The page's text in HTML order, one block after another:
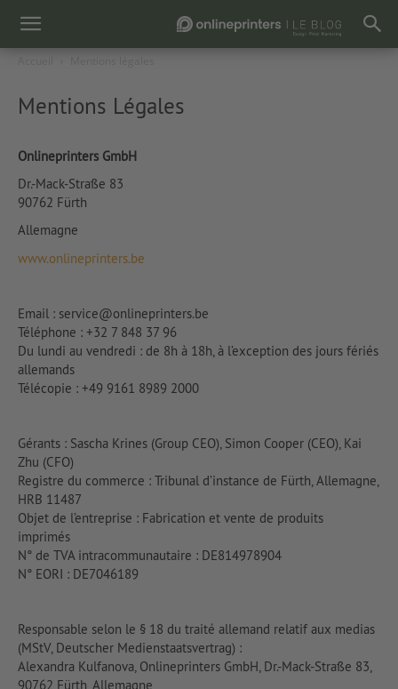
Mentions Légales
Onlineprinters GmbH
Dr.-Mack-Straße 83
90762 Fürth
Allemagne
www.onlineprinters.be
Email : service@onlineprinters.be
Téléphone : +32 7 848 37 96
Du lundi au vendredi : de 8h à 18h, à l’exception des jours fériés
allemands
Télécopie : +49 9161 8989 2000
Gérants : Sascha Krines (Group CEO), Simon Cooper (CEO), Kai
Zhu (CFO)
Registre du commerce : Tribunal d’instance de Fürth, Allemagne,
HRB 11487
Objet de l’entreprise : Fabrication et vente de produits
imprimés
N° de TVA intracommunautaire : DE814978904
N° EORI : DE7046189
Responsable selon le § 18 du traité allemand relatif aux medias
(MStV, Deutscher Medienstaatsvertrag) :
Alexandra Kulfanova, Onlineprinters GmbH, Dr.-Mack-Straße 83,
90762 Fürth, Allemagne